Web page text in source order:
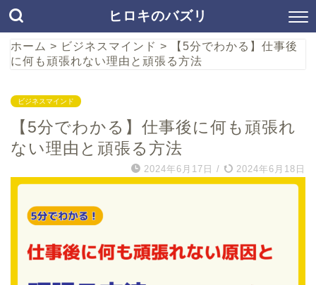
ヒロキのバズリ
ホーム > ビジネスマインド >
【5分でわかる】仕事後
に何も頑張れない理由と頑張る方法
ビジネスマインド
【5分でわかる】仕事後に何も頑張れ
ない理由と頑張る方法
2024年6月17日 / 2024年6月18日